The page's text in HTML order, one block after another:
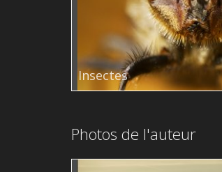
Insectes
Photos de l'auteur